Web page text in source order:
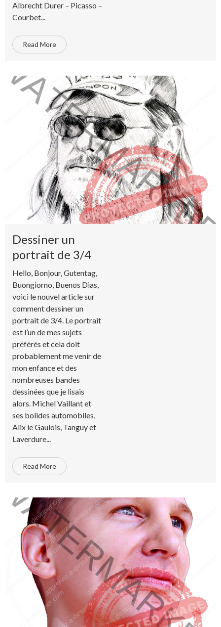
Albrecht Durer – Picasso –
Courbet...
Read More
Dessiner un
portrait de 3/4
Hello, Bonjour, Gutentag,
Buongiorno, Buenos Dias,
voici le nouvel article sur
comment dessiner un
portrait de 3/4. Le portrait
est l’un de mes sujets
préférés et cela doit
probablement me venir de
mon enfance et des
nombreuses bandes
dessinées que je lisais
alors. Michel Vaillant et
ses bolides automobiles,
Alix le Gaulois, Tanguy et
Laverdure...
Read More